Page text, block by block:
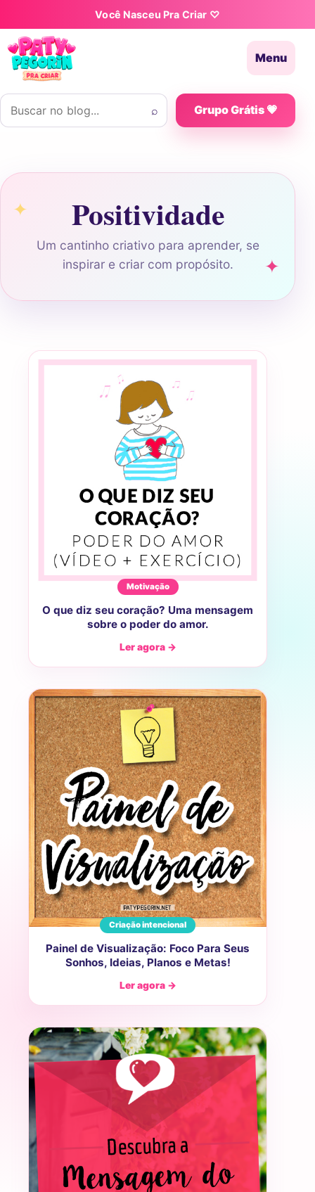
Pular para o conteúdoVocê Nasceu Pra Criar ♡
Menu
Buscar por:
⌕ Grupo Grátis 💗
Positividade
Um cantinho criativo para aprender, se
inspirar e criar com propósito.
Motivação
O que diz seu coração? Uma mensagem
sobre o poder do amor.
Ler agora →
Criação intencional
Painel de Visualização: Foco Para Seus
Sonhos, Ideias, Planos e Metas!
Ler agora →